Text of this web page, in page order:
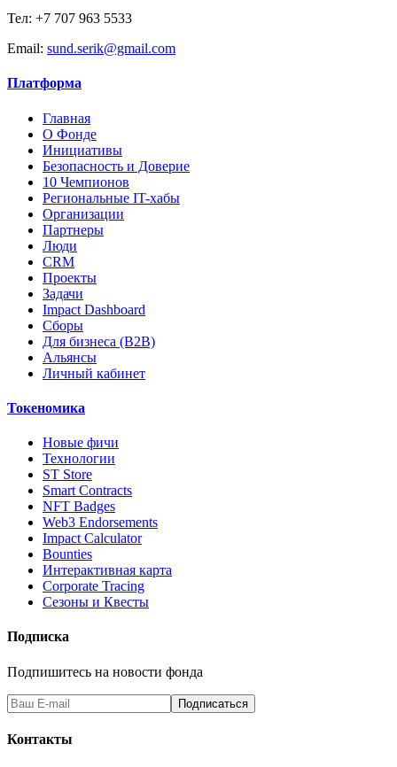
Тел: +7 707 963 5533
Email: sund.serik@gmail.com
Платформа
Главная
О Фонде
Инициативы
Безопасность и Доверие
10 Чемпионов
Региональные IT-хабы
Организации
Партнеры
Люди
CRM
Проекты
Задачи
Impact Dashboard
Сборы
Для бизнеса (B2B)
Альянсы
Личный кабинет
Токеномика
Новые фичи
Технологии
ST Store
Smart Contracts
NFT Badges
Web3 Endorsements
Impact Calculator
Bounties
Интерактивная карта
Corporate Tracing
Сезоны и Квесты
Подписка
Подпишитесь на новости фонда
Подписаться
Контакты